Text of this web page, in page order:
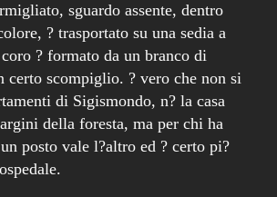
sguardo assente, dentro
? trasportato su una sedia a
? formato da un branco di
certo scompiglio. ? vero che non si
di Sigismondo, n? la casa
della foresta, ma per chi ha
posto vale l?altro ed ? certo pi?